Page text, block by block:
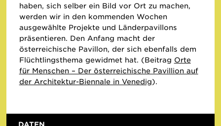
haben, sich selber ein Bild vor Ort zu machen,
werden wir in den kommenden Wochen
ausgewählte Projekte und Länderpavillons
präsentieren. Den Anfang macht der
österreichische Pavillon, der sich ebenfalls dem
Flüchtlingsthema gewidmet hat. (Beitrag Orte
für Menschen – Der österreichische Pavillion auf
der Architektur-Biennale in Venedig).
DATEN